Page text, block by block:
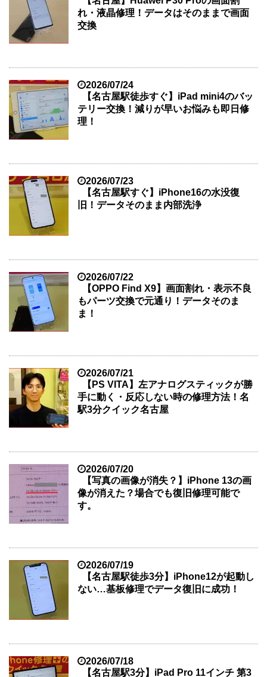
れ・液晶修理！データはそのままで画面
交換
2026/07/24
【名古屋駅徒歩すぐ】iPad mini4のバッ
テリー交換！減りが早いお悩みも即日修
理！
2026/07/23
【名古屋駅すぐ】iPhone16の水没復
旧！データそのまま内部洗浄
2026/07/22
【OPPO Find X9】画面割れ・表示不良
もパーツ交換で元通り！データそのま
ま！
2026/07/21
【PS VITA】左アナログスティックが勝
手に動く・反応しない時の修理方法！名
駅3分クイック名古屋
2026/07/20
【写真の画像が消失？】iPhone 13の画
像が消えた？場合でも復旧修理可能で
す。
2026/07/19
【名古屋駅徒歩3分】iPhone12が起動し
ない…基板修理でデータ復旧に成功！
2026/07/18
【名古屋駅3分】iPad Pro 11インチ 第3